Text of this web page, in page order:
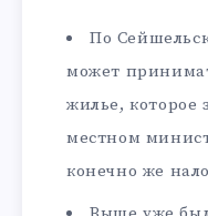
По
может
жилье, которое
местном
конечно же